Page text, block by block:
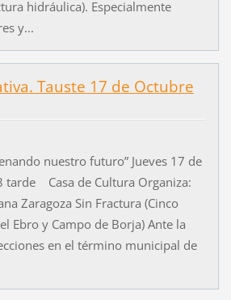
hidráulica). Especialmente
y...
Tauste 17 de Octubre
nuestro futuro” Jueves 17 de
Casa de Cultura Organiza:
Zaragoza Sin Fractura (Cinco
Ebro y Campo de Borja) Ante la
en el término municipal de